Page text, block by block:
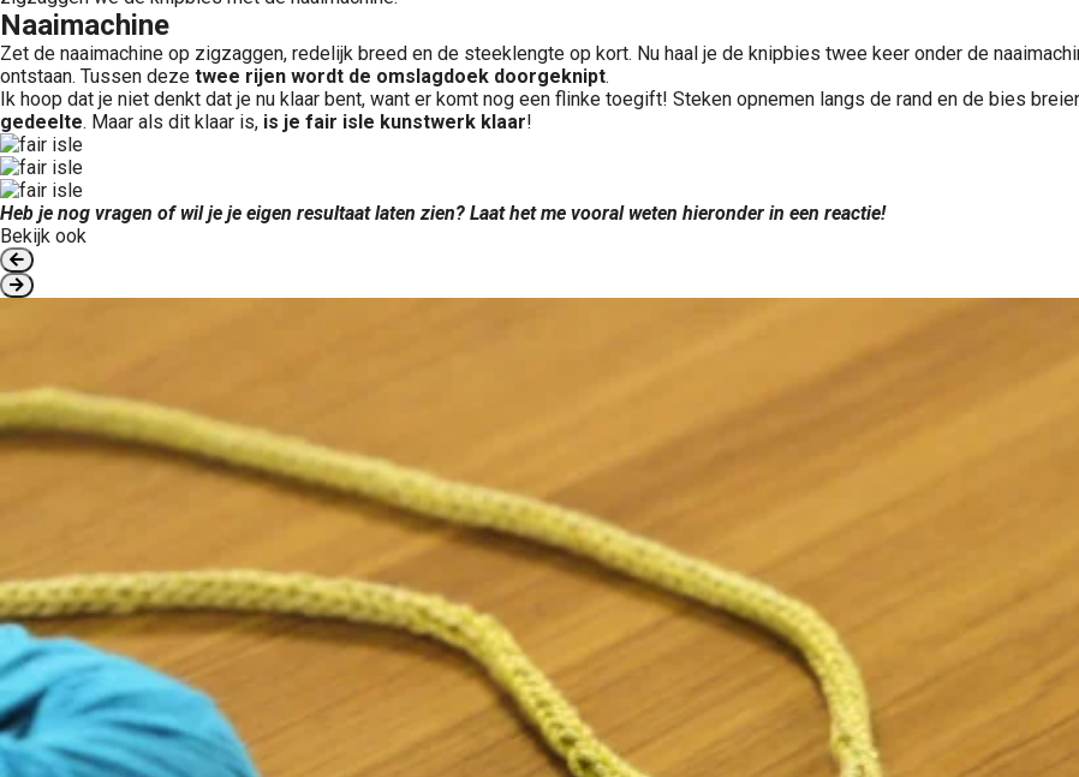
Naaimachine
Zet de naaimachine op zigzaggen, redelijk breed en de steeklengte op kort. Nu haal je de knipbies twee keer onder de
ontstaan. Tussen deze twee rijen wordt de omslagdoek doorgeknipt.
Ik hoop dat je niet denkt dat je nu klaar bent, want er komt nog een flinke toegift! Steken opnemen langs de rand en de bies
gedeelte. Maar als dit klaar is, is je fair isle kunstwerk klaar!
Heb je nog vragen of wil je je eigen resultaat laten zien? Laat het me vooral weten hieronder in een reactie!
Bekijk ook